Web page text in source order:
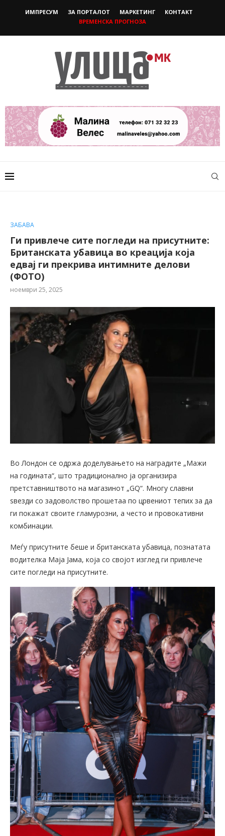
ИМПРЕСУМ ЗА ПОРТАЛОТ МАРКЕТИНГ
КОНТАКТ
ВРЕМЕНСКА ПРОГНОЗА
ЗАБАВА
Ги привлече сите погледи на присутните:
Британската убавица во креација која
едвај ги прекрива интимните делови
(ФОТО)
ноември 25, 2025
Во Лондон се одржа доделувањето на наградите „Мажи
на годината“, што традиционално ја организира
претставништвото на магазинот „GQ“. Многу славни
ѕвезди со задоволство прошетаа по црвениот тепих за да
ги покажат своите гламурозни, а често и провокативни
комбинации.
Меѓу присутните беше и британската убавица, познатата
водителка Маја Јама, која со својот изглед ги привлече
сите погледи на присутните.